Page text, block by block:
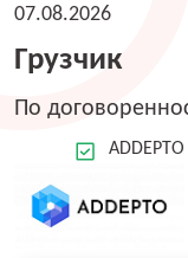
Грузчик
07.08.2026
По
ADDEPTO